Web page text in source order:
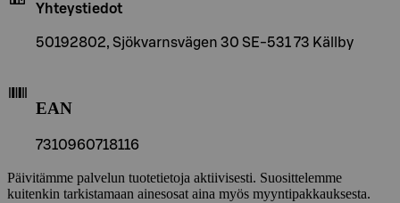
Yhteystiedot
50192802, Sjökvarnsvägen 30 SE-531 73 Källby
EAN
7310960718116
Päivitämme palvelun tuotetietoja aktiivisesti. Suosittelemme
kuitenkin tarkistamaan ainesosat aina myös myyntipakkauksesta.